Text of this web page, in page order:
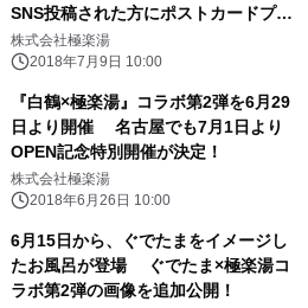
SNS投稿された方にポストカードプレ
ゼント
株式会社極楽湯
2018年7月9日 10:00
『白鶴×極楽湯』コラボ第2弾を6月29
日より開催 名古屋でも7月1日より
OPEN記念特別開催が決定！
株式会社極楽湯
2018年6月26日 10:00
6月15日から、ぐでたまをイメージし
たお風呂が登場 ぐでたま×極楽湯コ
ラボ第2弾の画像を追加公開！